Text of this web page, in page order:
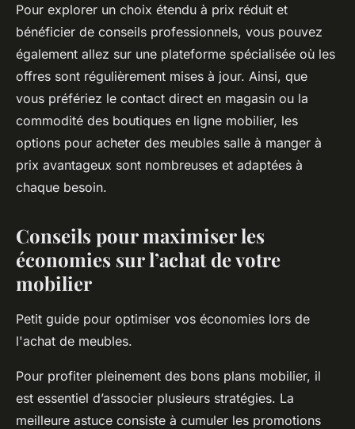
Pour explorer un choix étendu à prix réduit et
bénéficier de conseils professionnels, vous pouvez
également allez sur une plateforme spécialisée où les
offres sont régulièrement mises à jour. Ainsi, que
vous préfériez le contact direct en magasin ou la
commodité des boutiques en ligne mobilier, les
options pour acheter des meubles salle à manger à
prix avantageux sont nombreuses et adaptées à
chaque besoin.
Conseils pour maximiser les
économies sur l’achat de votre
mobilier
Petit guide pour optimiser vos économies lors de
l'achat de meubles.
Pour profiter pleinement des bons plans mobilier, il
est essentiel d’associer plusieurs stratégies. La
meilleure astuce consiste à cumuler les promotions